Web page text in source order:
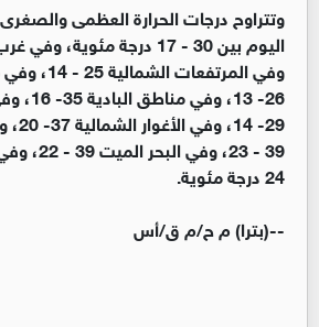
وتتراوح درجات الحرارة العظمى
وفي
26- 13،
29-
24 درجة مئوية.